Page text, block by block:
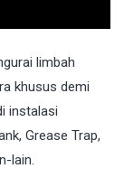
limbah
khusus demi
instalasi
Grease Trap,
lain.